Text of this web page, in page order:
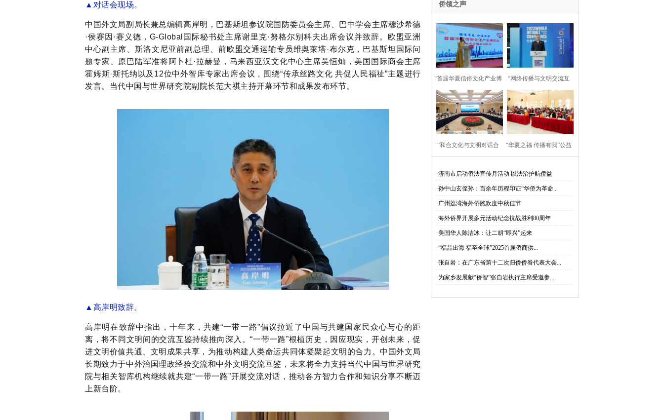
▲ 对话会现场。
中国外文局副局长兼总编辑高岸明，巴基斯坦参议院国防委员会主席、巴中学会主席穆沙希德
·侯赛因·赛义德，G-Global国际秘书处主席谢里克·努格尔别科夫出席会议并致辞。欧盟亚洲
中心副主席、斯洛文尼亚前副总理、前欧盟交通运输专员维奥莱塔·布尔克，巴基斯坦国际问
题专家、原巴陆军准将阿卜杜·拉赫曼，马来西亚汉文化中心主席吴恒灿，美国国际商会主席
霍姆斯·斯托纳以及12位中外智库专家出席会议，围绕“传承丝路文化 共促人民福祉”主题进行
发言。当代中国与世界研究院副院长范大祺主持开幕环节和成果发布环节。
▲ 高岸明致辞。
高岸明在致辞中指出，十年来，共建“一带一路”倡议拉近了中国与共建国家民众心与心的距
离，将不同文明间的交流互鉴持续推向深入 。“一带一路”根植历史，因应现实 ，开创未来，促
进文明价值共通、文明成果共享，为推动构建人类命运共同体凝聚起文明的合力。中国外文局
长期致力于中外治国理政经验交流和中外文明交流互鉴 ， 未来将全力支持当代中国与世界研究
院与相关智库机构继续就共建“一带一路”开展交流对话，推动各方智力合作和知识分享不断迈
上新台阶。
侨领之声
“首届华夏信俗文化产业博
览会”在京启动
“网络传播与文明交流互
鉴”论坛在乌镇举行
​“和合文化与文明对话合
举行
“华夏之福 传播有我”公益
大学
·济南市启动侨法宣传月活动 以法治护航侨益
·孙中山玄侄孙：百余年历程印证“华侨为革命...
·广州荔湾海外侨胞欢度中秋佳节
·海外侨界开展多元活动纪念抗战胜利80周年
·美国华人陈洁冰：让二胡“即兴”起来
·“福品出海 福至全球”2025首届侨商供...
·张自岩：在广东省第十二次归侨侨眷代表大会...
·为家乡发展献“侨智”张自岩执行主席受邀参...